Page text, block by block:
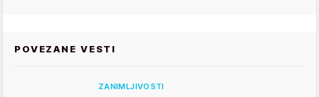
POVEZANE VESTI
ZANIMLJIVOSTI